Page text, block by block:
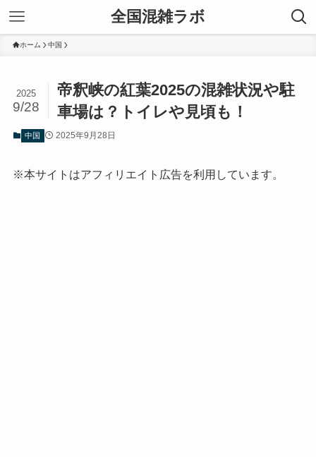
全国混雑ラボ
ホーム 中国
帝釈峡の紅葉2025の混雑状況や駐
車場は？トイレや見頃も！
2025
9/28
中国 2025年9月28日
※本サイトはアフィリエイト広告を利用しています。